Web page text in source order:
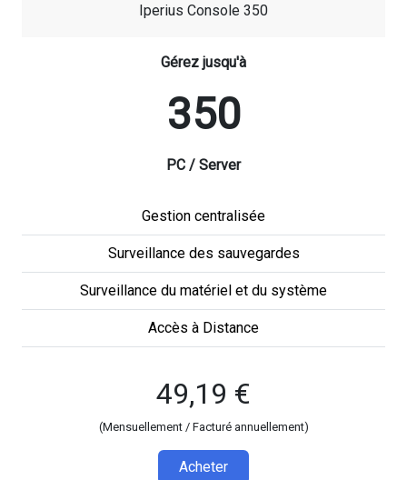
Iperius Console 350
Gérez jusqu'à
350
PC / Server
Gestion centralisée
Surveillance des sauvegardes
Surveillance du matériel et du système
Accès à Distance
49,19 €
(Mensuellement / Facturé annuellement)
Acheter